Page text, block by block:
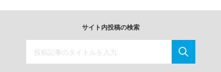
サイト内投稿の検索